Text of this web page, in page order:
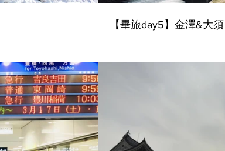
【畢旅day5】金澤&大須